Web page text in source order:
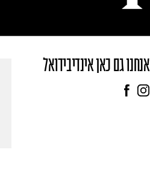
אנחנו גם כאן אינדיבידואל